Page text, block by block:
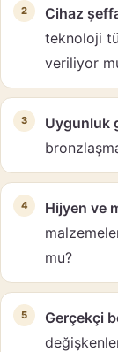
Cihaz
teknoloji
veriliyor
Uygunluk
Hijyen ve
mu?
Gerçekçi